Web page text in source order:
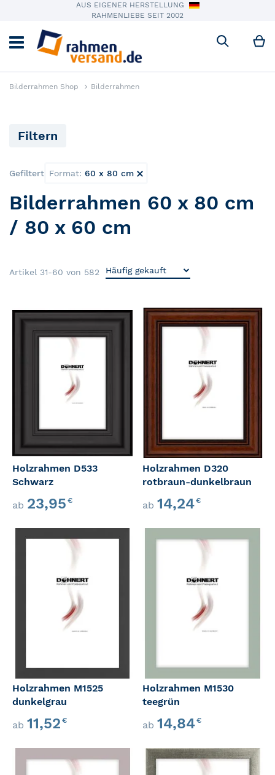
AUS EIGENER HERSTELLUNG
RAHMENLIEBE SEIT 2002
Suche
Bilderrahmen Shop Bilderrahmen
Bilderrahmen 60 x 80 cm
/ 80 x 60 cm
Artikel 31-60 von 582
Holzrahmen D533
Schwarz
ab 23,95€
Holzrahmen D320
rotbraun-dunkelbraun
ab 14,24€
Holzrahmen M1525
dunkelgrau
ab 11,52€
Holzrahmen M1530
teegrün
ab 14,84€
Filtern
Gefiltert Format 60 x 80 cm
Dies entfernen